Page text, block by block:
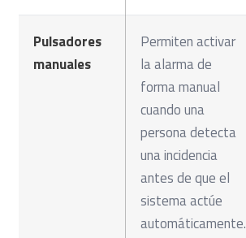
Pulsadores
manuales
Permiten activar
la alarma de
forma manual
cuando una
persona detecta
una incidencia
antes de que el
sistema actúe
automáticamente.